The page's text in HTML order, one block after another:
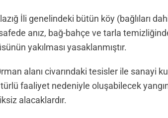
İli genelindeki bütün köy (bağlıları
anız, bağ-bahçe ve tarla
yakılması yasaklanmıştır.
alanı civarındaki tesisler ile sanayi
faaliyet nedeniyle oluşabilecek
alacaklardır.